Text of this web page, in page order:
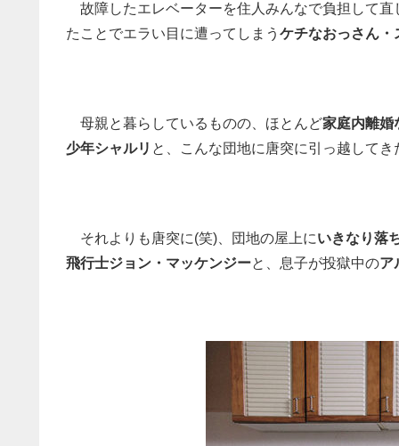
故障したエレベーターを住人みんなで負担して
たことでエラい目に遭ってしまう ケチなおっさん・
母親と暮らしているものの、ほとんど家庭内離婚
少年シャルリ と、こんな団地に唐突に引っ越してき
それよりも唐突に(笑)、団地の屋上にいきなり落
飛行士ジョン・マッケンジーと、息子が投獄中のア